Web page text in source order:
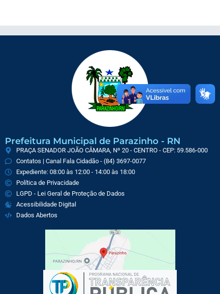
Prefeitura Municipal de Parazinho - RN
PRAÇA SENADOR JOÃO CÂMARA, Nº 20 - CENTRO - CEP: 59.586-000
Contatos | Canal Fala Cidadão - (84) 3697-0077
Expediente: 08:00 às 12:00 - 14:00 às 18:00
Política de Privacidade
LGPD - Lei Geral de Proteção de Dados
Acessibilidade Digital
Dados Abertos